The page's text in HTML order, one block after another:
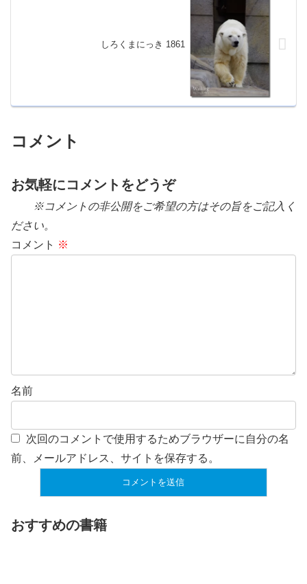
しろくまにっき 1861
コメント
お気軽にコメントをどうぞ
※コメントの非公開をご希望の方はその旨をご記入く
ださい。
コメント ※
名前
次回のコメントで使用するためブラウザーに自分の名
前、メールアドレス、サイトを保存する。
おすすめの書籍